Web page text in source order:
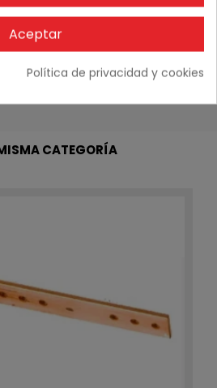
CATEGORÍA
Aceptar
Política de privacidad y cookies